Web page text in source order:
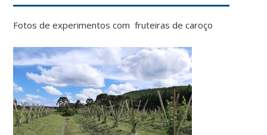
Fotos de experimentos com fruteiras de caroço